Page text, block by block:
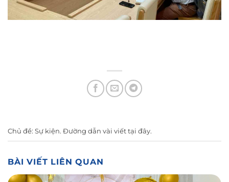
Chủ đề: Sự kiện. Đường dẫn vài viết tại đây.
BÀI VIẾT LIÊN QUAN